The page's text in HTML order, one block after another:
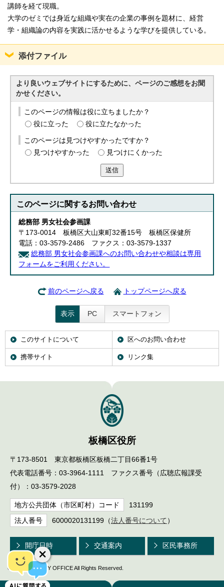
講師を経て現職。
大学のゼミでは身近な組織や実在の企業の事例を題材に、経営
学・組織論の内容を実践に活かせるような学びを提供している。
添付ファイル
より良いウェブサイトにするために、ページのご感想をお聞
かせください。
このページの情報は役に立ちましたか？
役に立った
役に立たなかった
このページは見つけやすかったですか？
見つけやすかった
見つけにくかった
送信
このページに関するお問い合わせ
総務部 男女社会参画課
〒173-0014 板橋区大山東町32番15号 板橋区保健所
電話：03-3579-2486 ファクス：03-3579-1337
総務部 男女社会参画課へのお問い合わせや相談は専用
フォームをご利用ください。
前のページへ戻る トップページへ戻る
表示 PC スマートフォン
このサイトについて 区へのお問い合わせ
携帯サイト リンク集
板橋区役所
〒173-8501 東京都板橋区板橋二丁目66番1号
代表電話番号：03-3964-1111 ファクス番号（広聴広報課受
付）：03-3579-2028
地方公共団体（市区町村）コード 131199
法人番号 6000020131199（法人番号について ）
開庁日時 交通案内 区民事務所
© ITABASHI CITY OFFICE All Rights Reserved.